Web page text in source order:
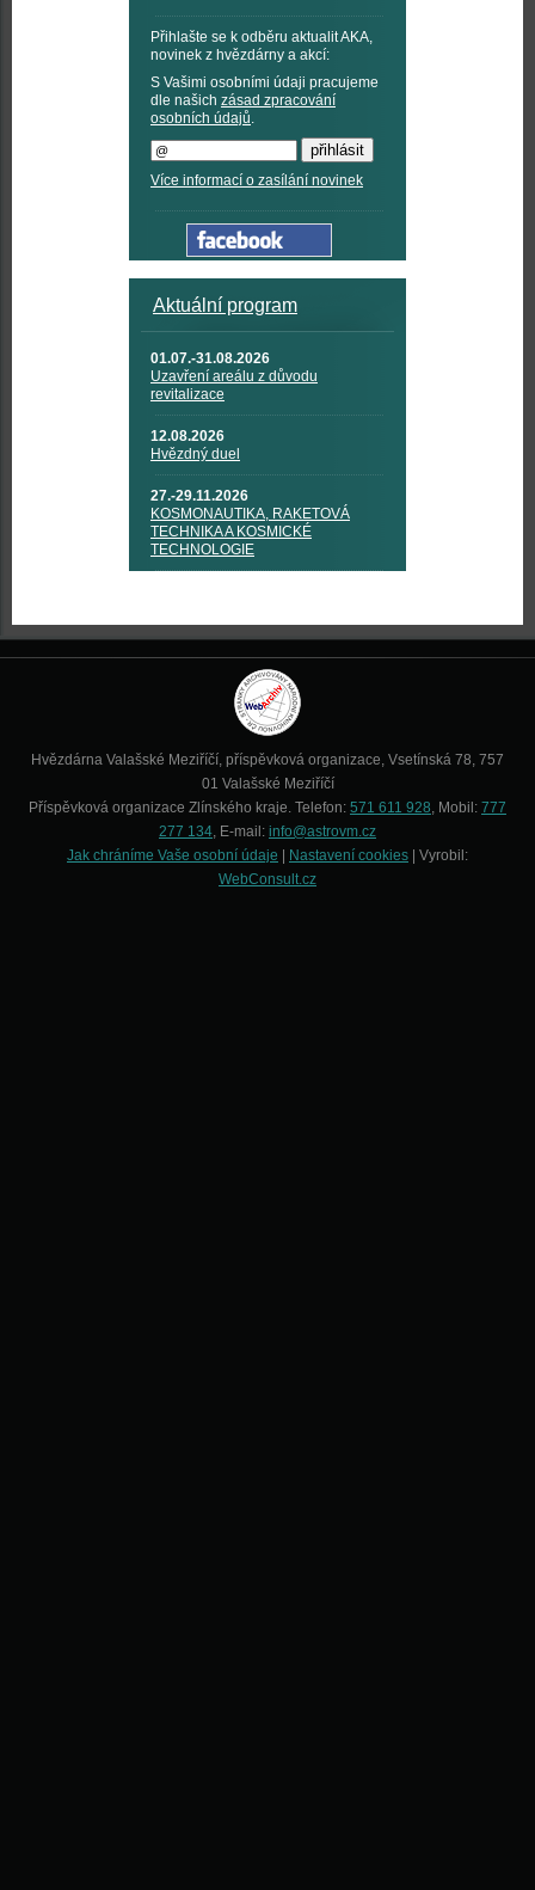
Přihlašte se k odběru aktualit AKA,
novinek z hvězdárny a akcí:
S Vašimi osobními údaji pracujeme
dle našich zásad zpracování
osobních údajů.
Více informací o zasílání novinek
Aktuální program
01.07.-31.08.2026
Uzavření areálu z důvodu
revitalizace
12.08.2026
Hvězdný duel
27.-29.11.2026
KOSMONAUTIKA, RAKETOVÁ
TECHNIKA A KOSMICKÉ
TECHNOLOGIE
Hvězdárna Valašské Meziříčí, příspěvková organizace, Vsetínská 78, 757
01 Valašské Meziříčí
Příspěvková organizace Zlínského kraje. Telefon: 571 611 928, Mobil: 777
277 134, E-mail: info@astrovm.cz
Jak chráníme Vaše osobní údaje
Nastavení cookies | Vyrobil:
WebConsult.cz